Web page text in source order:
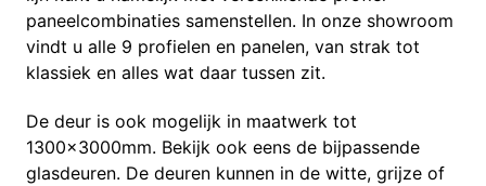
paneelcombinaties samenstellen. In onze showroom
vindt u alle 9 profielen en panelen, van strak tot
klassiek en alles wat daar tussen zit.
De deur is ook mogelijk in maatwerk tot
1300x3000mm. Bekijk ook eens de bijpassende
glasdeuren. De deuren kunnen in de witte, grijze of